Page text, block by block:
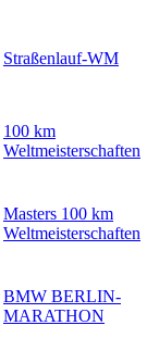
Straßenlauf-WM
100 km
Weltmeisterschaften
Masters 100 km
Weltmeisterschaften
BMW BERLIN-
MARATHON